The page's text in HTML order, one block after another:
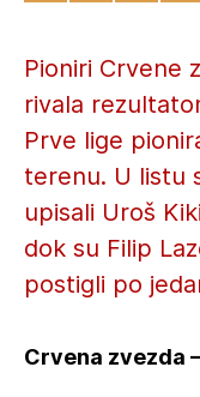
Pioniri Crvene
rivala
Prve lige
terenu. U listu
upisali Uroš
dok su Filip
postigli po
Crvena zvezda